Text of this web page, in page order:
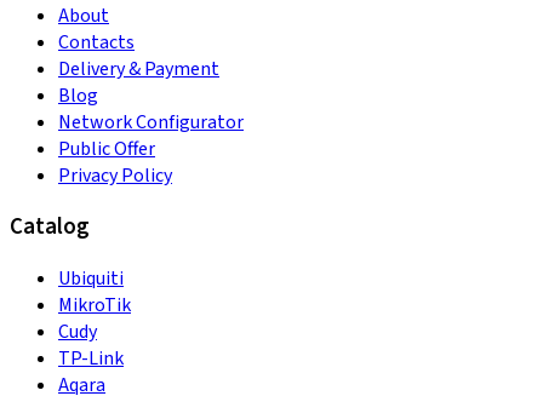
About
Contacts
Delivery & Payment
Blog
Network Configurator
Public Offer
Privacy Policy
Catalog
Ubiquiti
MikroTik
Cudy
TP-Link
Aqara